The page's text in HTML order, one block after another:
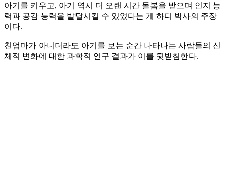
아기를 키우고, 아기 역시 더 오랜 시간 돌봄을 받으며 인지 능
력과 공감 능력을 발달시킬 수 있었다는 게 하디 박사의 주장
이다.
친엄마가 아니더라도 아기를 보는 순간 나타나는 사람들의 신
체적 변화에 대한 과학적 연구 결과가 이를 뒷받침한다.